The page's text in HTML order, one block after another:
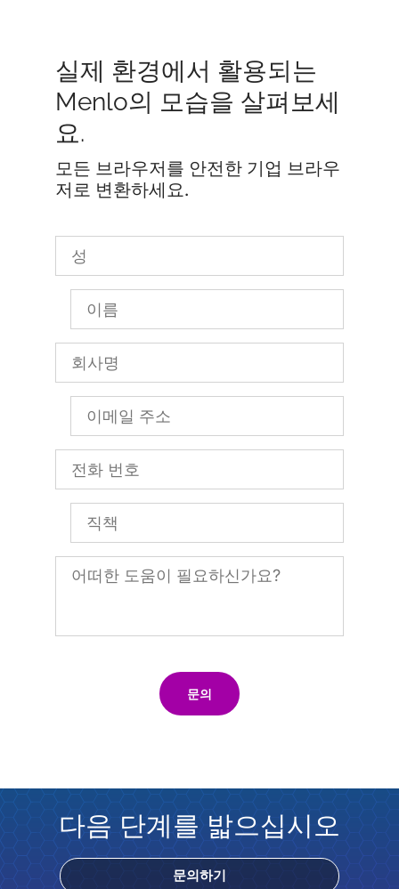
실제 환경에서 활용되는
Menlo의 모습을 살펴보세
요.
모든 브라우저를 안전한 기업 브라우
저로 변환하세요.
문의
다음 단계를 밟으십시오
문의하기